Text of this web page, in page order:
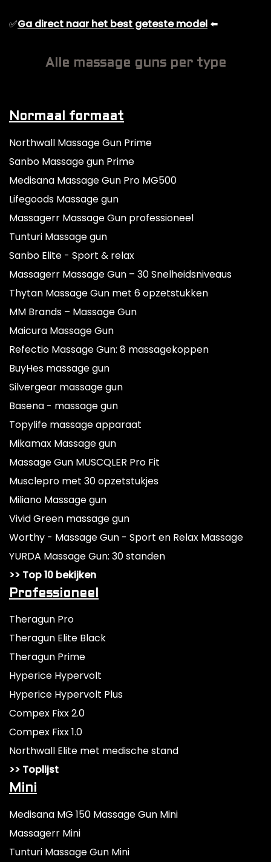
✅Ga direct naar het best geteste model ⬅️
Alle massage guns per type
Normaal formaat
Northwall Massage Gun Prime
Sanbo Massage gun Prime
Medisana Massage Gun Pro MG500
Lifegoods Massage gun
Massagerr Massage Gun professioneel
Tunturi Massage gun
Sanbo Elite - Sport & relax
Massagerr Massage Gun – 30 Snelheidsniveaus
Thytan Massage Gun met 6 opzetstukken
MM Brands – Massage Gun
Maicura Massage Gun
Refectio Massage Gun: 8 massagekoppen
BuyHes massage gun
Silvergear massage gun
Basena - massage gun
Topylife massage apparaat
Mikamax Massage gun
Massage Gun MUSCQLER Pro Fit
Musclepro met 30 opzetstukjes
Miliano Massage gun
Vivid Green massage gun
Worthy - Massage Gun - Sport en Relax Massage
YURDA Massage Gun: 30 standen
>> Top 10 bekijken
Professioneel
Theragun Pro
Theragun Elite Black
Theragun Prime
Hyperice Hypervolt
Hyperice Hypervolt Plus
Compex Fixx 2.0
Compex Fixx 1.0
Northwall Elite met medische stand
>> Toplijst
Mini
Medisana MG 150 Massage Gun Mini
Massagerr Mini
Tunturi Massage Gun Mini